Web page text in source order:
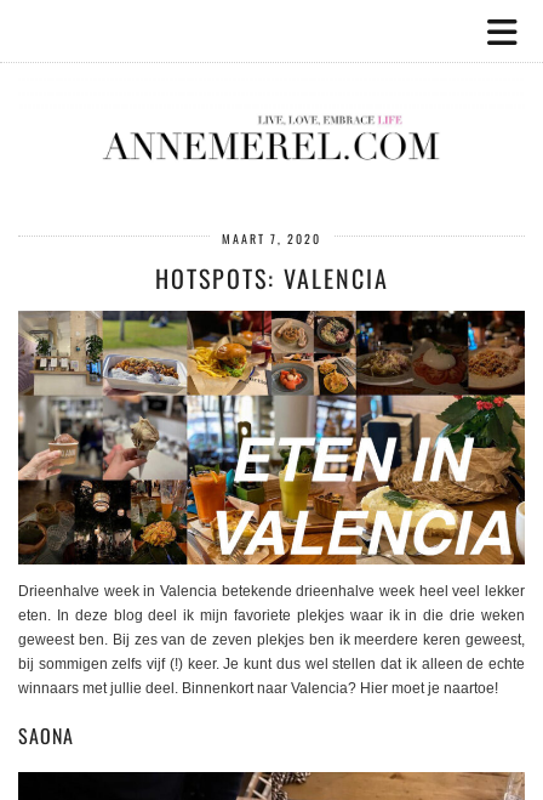
MAART 7, 2020
HOTSPOTS: VALENCIA
Drieenhalve week in Valencia betekende drieenhalve week heel veel lekker
eten. In deze blog deel ik mijn favoriete plekjes waar ik in die drie weken
geweest ben. Bij zes van de zeven plekjes ben ik meerdere keren geweest,
bij sommigen zelfs vijf (!) keer. Je kunt dus wel stellen dat ik alleen de echte
winnaars met jullie deel. Binnenkort naar Valencia? Hier moet je naartoe!
SAONA